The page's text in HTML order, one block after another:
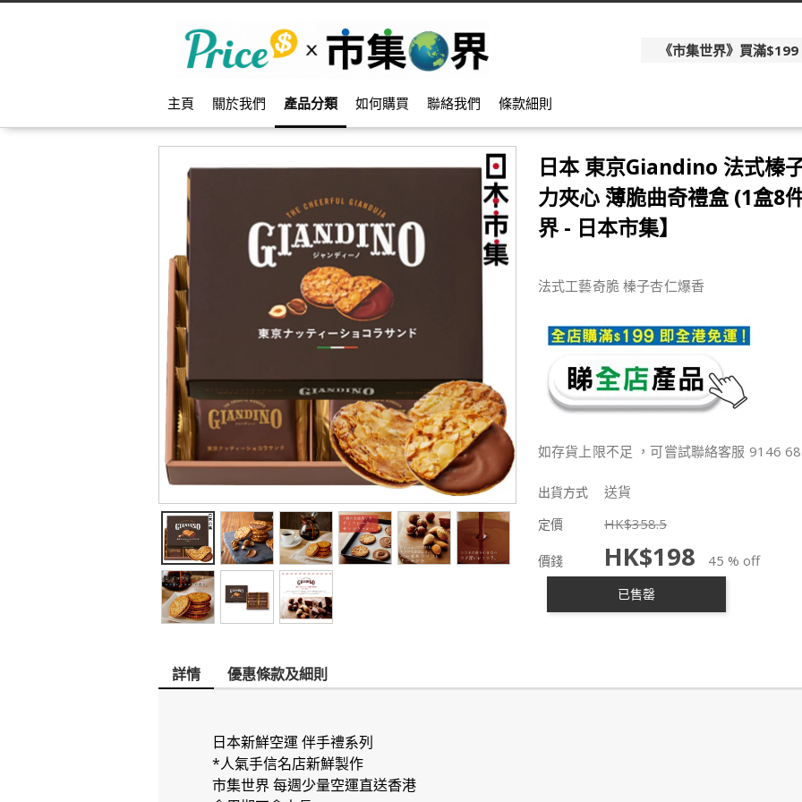
《市集世界》買滿
主頁 關於我們 產品分類 如何購買 聯絡我們 條款細則
日本 東京Giandino 法式榛
力夾心 薄脆曲奇禮盒 (1盒8
界 - 日本市集】
法式工藝奇脆 榛子杏仁爆香
如存貨上限不足 ，可嘗試聯絡客服 9146
出貨方式 送貨
定價 HK$358.5
價錢 HK$198 45 % off
已售罄
詳情 優惠條款及細則
日本新鮮空運 伴手禮系列
*人氣手信名店新鮮製作
市集世界 每週少量空運直送香港